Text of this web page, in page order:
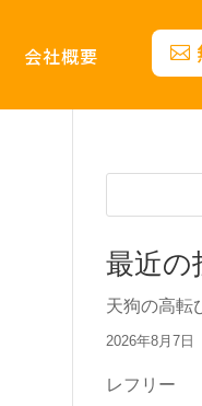
会社概要
最近の
天狗の高転
2026年8月7日
レフリー